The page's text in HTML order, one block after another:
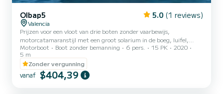
Olbap5 5.0 (1 reviews)
Valencia
Prijzen voor een vloot van drie boten zonder vaarbewijs,
motorcatamaranstijl met een groot solarium in de boeg, luifel,
draagbare koelkast, zwemtrap en GPS.
Motorboot Boot zonder bemanning 6 pers. 15 PK
2020
5 m
Zonder vergunning
vanaf $404,39